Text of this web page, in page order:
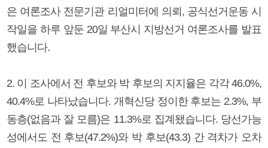
은 여론조사 전문기관 리얼미터에 의뢰, 공식선거운동 시
작일을 하루 앞둔 20일 부산시 지방선거 여론조사를 발표
했습니다.
2. 이 조사에서 전 후보와 박 후보의 지지율은 각각 46.0%,
40.4%로 나타났습니다. 개혁신당 정이한 후보는 2.3%, 부
동층(없음과 잘 모름)은 11.3%로 집계됐습니다. 당선가능
성에서도 전 후보(47.2%)와 박 후보(43.3) 간 격차가 오차